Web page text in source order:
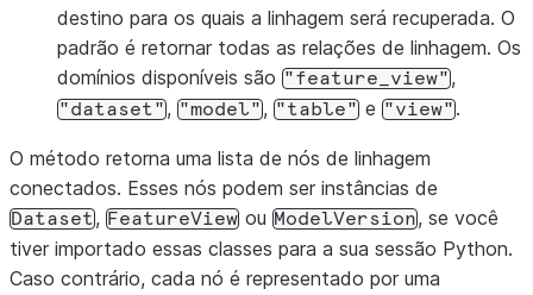
destino para os quais a linhagem será recuperada. O
padrão é retornar todas as relações de linhagem. Os
domínios disponíveis são "feature_view",
"dataset", "model", "table" e "view".
O método retorna uma lista de nós de linhagem
conectados. Esses nós podem ser instâncias de
Dataset, FeatureView ou ModelVersion, se você
tiver importado essas classes para a sua sessão Python.
Caso contrário, cada nó é representado por uma